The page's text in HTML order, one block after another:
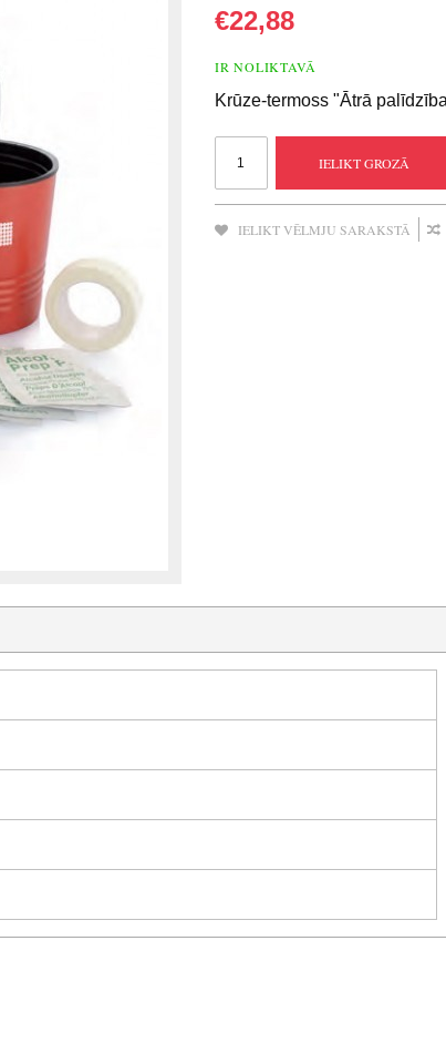
€22,88
IR NOLIKTAVĀ
Krūze-termoss "Ātrā
IELIKT GROZĀ
IELIKT VĒLMJU SARAKSTĀ